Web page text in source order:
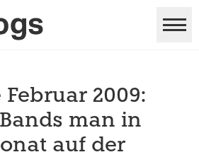
2009:
man in
auf der